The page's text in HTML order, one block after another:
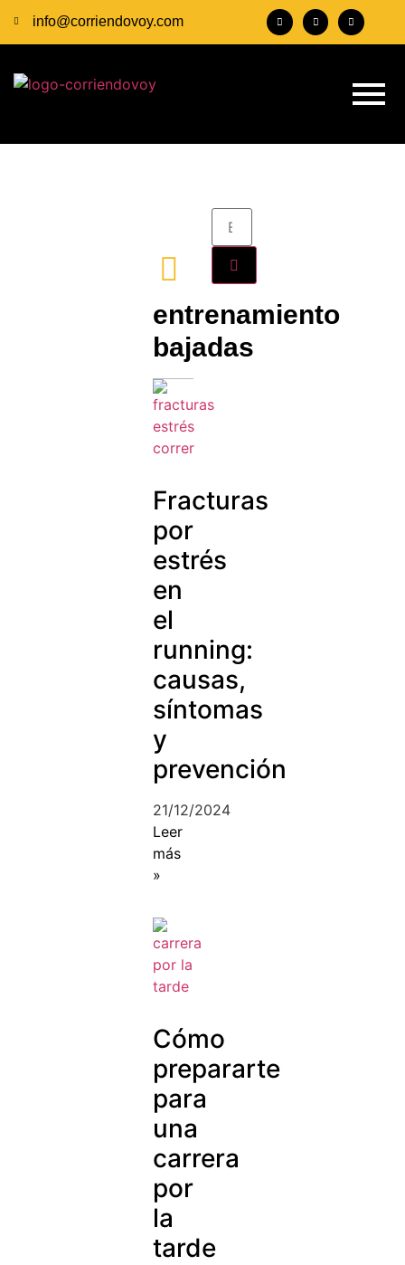
info@corriendovoy.com
entrenamiento
bajadas
Fracturas
por
estrés
en
el
running:
causas,
síntomas
y
prevención
21/12/2024
Leer
más
»
Cómo
prepararte
para
una
carrera
por
la
tarde